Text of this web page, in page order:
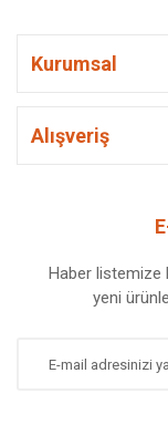
Kurumsal
Alışveriş
Haber listemize
yeni